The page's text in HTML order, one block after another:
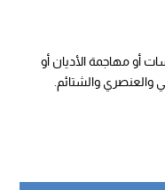
أو مهاجمة الأديان أو
والعنصري والشتائم.